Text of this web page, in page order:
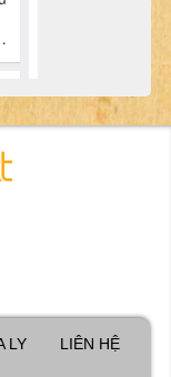
LY LIÊN HỆ